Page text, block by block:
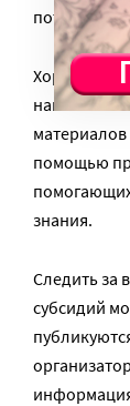
Хорошо
навыков с
помощью
знания.
Следить за
субсидий